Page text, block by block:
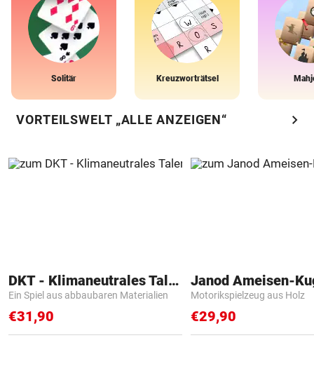
Solitär Kreuzworträtsel
VORTEILSWELT „ALLE ANZEIGEN“ chevron_right
DKT - Klimaneutrales Talent
Ein Spiel aus abbaubaren Materialien
€31,90
Janod Ameisen-
Motorikspielzeug aus Holz
€29,90